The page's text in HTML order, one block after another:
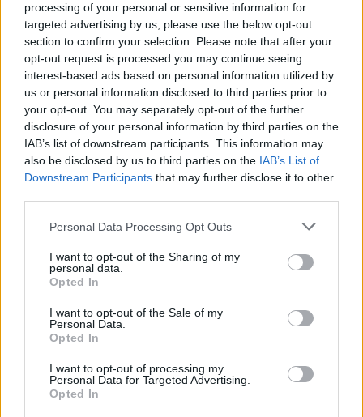
processing of your personal or sensitive information for
targeted advertising by us, please use the below opt-out
section to confirm your selection. Please note that after your
opt-out request is processed you may continue seeing
interest-based ads based on personal information utilized by
us or personal information disclosed to third parties prior to
your opt-out. You may separately opt-out of the further
disclosure of your personal information by third parties on the
IAB’s list of downstream participants. This information may
also be disclosed by us to third parties on the IAB’s List of
Downstream Participants that may further disclose it to other
Personal Data Processing Opt Outs
I want to opt-out of the Sharing of my
personal data.
Opted In
I want to opt-out of the Sale of my
Personal Data.
Opted In
I want to opt-out of processing my
Personal Data for Targeted Advertising.
Opted In
Stavite krompir u zemlju i uverite se da su zeleni pupoljci
okrenuti prema slami. Onda pokrijte krompir sa nekoliko
centimetara zemlje i položite još jedan red krompira.
Uradite to dok nestane krompira.
Slama pomaže da tlo ostane oko 10 stepeni toplije što
pospešuje rast krompira.
U slučaju da nema kiše, zalijte krompir u nekoliko navrata.
Berba je još jedostavnija. Sedmicu nakon što procveta,
mladi krompiri spremni su za vađenje.
Ne morate čupati celu biljku nego samo razgrnite slamu,
povadite veće gomolje i ponovo nagrnite slamu pa će
manji gomolji dalje rasti.
Na ovaj način imaće krompira u izobilju i bićete zadovoljni
plodovima